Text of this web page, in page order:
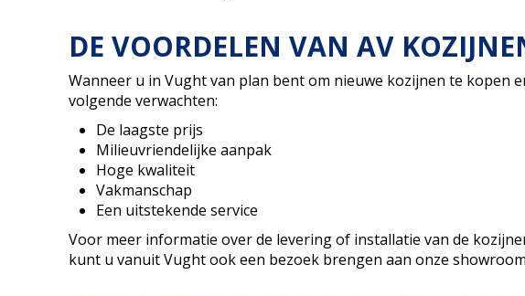
DE VOORDELEN VAN AV
Wanneer u in Vught van plan bent om nieuwe kozijnen te kopen
volgende verwachten:
De laagste prijs
Milieuvriendelijke aanpak
Hoge kwaliteit
Vakmanschap
Een uitstekende service
Voor meer informatie over de levering of installatie van de
kunt u vanuit Vught ook een bezoek brengen aan onze